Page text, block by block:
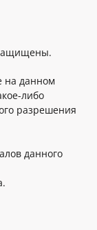
на данном
либо
разрешения
данного